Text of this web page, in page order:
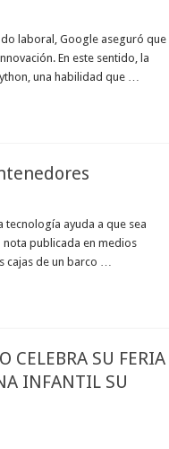
laboral, Google aseguró que
En este sentido, la
una habilidad que …
tecnología ayuda a que sea
nota publicada en medios
cajas de un barco …
CELEBRA SU FERIA
INFANTIL SU